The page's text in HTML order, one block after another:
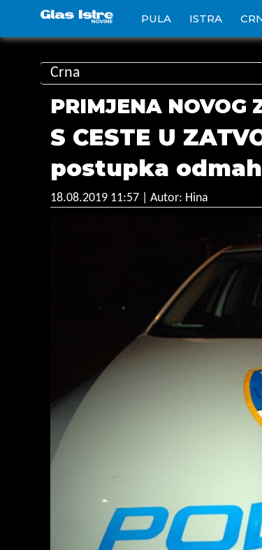
PULA ISTRA
Crna
PRIMJENA NOVOG
S CESTE U
postupka
18.08.2019 11:57 | Autor: Hina